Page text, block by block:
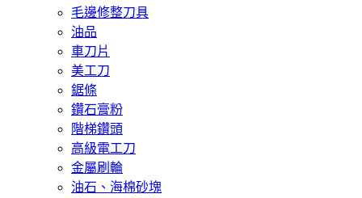
毛邊修整刀具
油品
車刀片
美工刀
鋸條
鑽石膏粉
階梯鑽頭
高級電工刀
金屬刷輪
油石、海棉砂塊